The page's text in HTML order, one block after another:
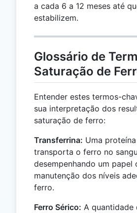
a cada 6 a 12 meses até
estabilizem.
Glossário de
Saturação de
Entender estes termos-
sua interpretação dos
saturação de ferro:
Transferrina: Uma
transporta o ferro no
desempenhando um papel
manutenção dos níveis
ferro.
Ferro Sérico: A quantidade